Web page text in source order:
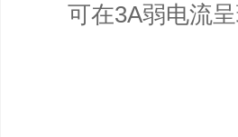
可在3A弱电流